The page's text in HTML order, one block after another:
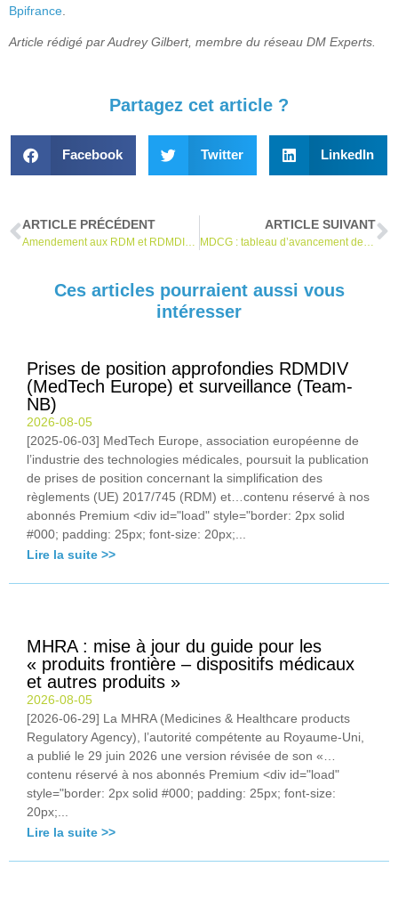
Bpifrance
Article rédigé par Audrey Gilbert, membre du réseau DM Experts.
Partagez cet article ?
Facebook Twitter LinkedIn
ARTICLE PRÉCÉDENT ARTICLE SUIVANT
Ces articles pourraient aussi vous
intéresser
Prises de position approfondies RDMDIV
(MedTech Europe) et surveillance (Team-
NB)
2026-08-05
[2025-06-03] MedTech Europe, association européenne de
l’industrie des technologies médicales, poursuit la publication
de prises de position concernant la simplification des
règlements (UE) 2017/745 (RDM) et…contenu réservé à nos
abonnés Premium <div id="load" style="border: 2px solid
#000; padding: 25px; font-size: 20px;...
Lire la suite >>
MHRA : mise à jour du guide pour les
« produits frontière – dispositifs médicaux
et autres produits »
2026-08-05
[2026-06-29] La MHRA (Medicines & Healthcare products
Regulatory Agency), l’autorité compétente au Royaume-Uni,
a publié le 29 juin 2026 une version révisée de son «…
contenu réservé à nos abonnés Premium <div id="load"
style="border: 2px solid #000; padding: 25px; font-size:
20px;...
Lire la suite >>